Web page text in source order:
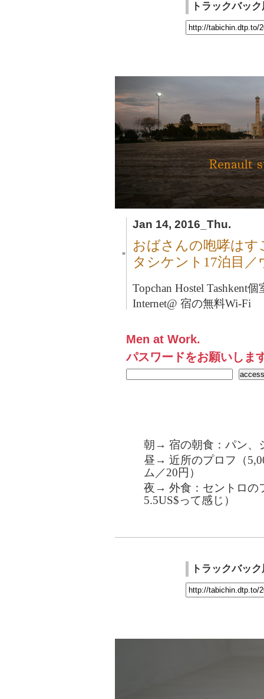
トラックバッ
Jan 14, 2016_Thu.
■
おばさんの咆哮はす
タシケント17泊目
Topchan Hostel Tashkent個
Internet@ 宿の無料Wi-Fi
Men at Work.
パスワードをお願いしま
朝→ 宿の朝食：パン、
昼→ 近所のプロフ（
ム／20円）
夜→ 外食：セントロの
5.5US$って感じ）
トラックバッ